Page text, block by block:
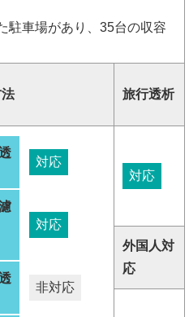
駐車場があり、35台の収容
旅行透析
対応
対応
非対応
対応
外国人対
応